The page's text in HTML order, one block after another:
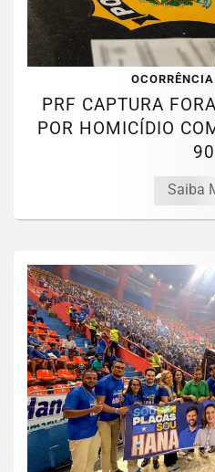
PRF CAPTURA
POR HOMICÍDIO
90
Saiba